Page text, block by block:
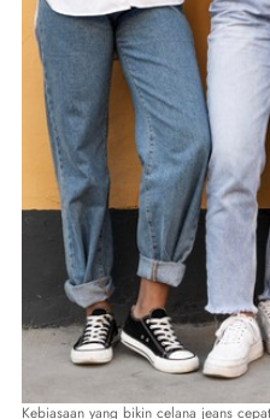
Kebiasaan yang bikin celana jeans